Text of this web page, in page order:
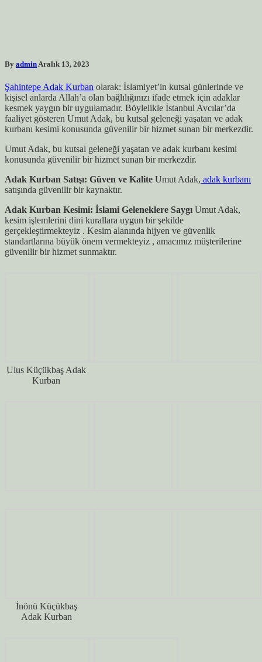
By adminAralık 13, 2023
Şahintepe Adak Kurban olarak: İslamiyet’in kutsal günlerinde ve
kişisel anlarda Allah’a olan bağlılığınızı ifade etmek için adaklar
kesmek yaygın bir uygulamadır. Böylelikle İstanbul Avcılar’da
faaliyet gösteren Umut Adak, bu kutsal geleneği yaşatan ve adak
kurbanı kesimi konusunda güvenilir bir hizmet sunan bir merkezdir.
Umut Adak, bu kutsal geleneği yaşatan ve adak kurbanı kesimi
konusunda güvenilir bir hizmet sunan bir merkezdir.
Adak Kurban Satışı: Güven ve Kalite Umut Adak, adak kurbanı
satışında güvenilir bir kaynaktır.
Adak Kurban Kesimi: İslami Geleneklere Saygı Umut Adak,
kesim işlemlerini dini kurallara uygun bir şekilde
gerçekleştirmekteyiz . Kesim alanında hijyen ve güvenlik
standartlarına büyük önem vermekteyiz , amacımız müşterilerine
güvenilir bir hizmet sunmaktır.
Ulus Küçükbaş Adak
Kurban
İnönü Küçükbaş
Adak Kurban